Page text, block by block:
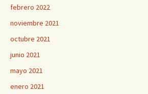
febrero 2022
noviembre 2021
octubre 2021
junio 2021
mayo 2021
enero 2021